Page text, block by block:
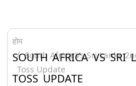
होम
South Africa Vs Sri Lanka
Toss Update
SOUTH AFRICA VS SRI
TOSS UPDATE